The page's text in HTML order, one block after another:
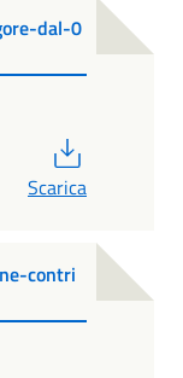
dal-0
Scarica
contri